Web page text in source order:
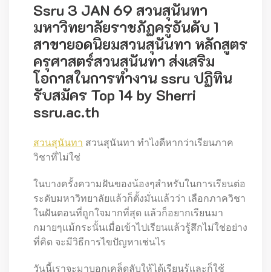
Ssru 3 JAN 69 สวนสุนันทา
มหาวิทยาลัยราชภัฏครูอันดับ 1
สาขายอดนิยมสวนสุนันทา หลักสูตร
ครุศาสตร์สวนสุนันทา ส่งเสริม
โอกาสในการทำงาน ssru ปฏิทิน
รับสมัคร Top 14 by Sherri
ssru.ac.th
สวนสุนันทา สวนสุนันทา ทำไงดีหากว่าเรียนภาค
วิชาที่ไม่ใช่
ในบางครั้งความฝันของน้องๆสำหรับในการเรียนต่อ
ระดับมหาวิทยาลัยแล้วก็ตั้งมั่นแล้วว่า เลือกภาควิชา
ในฝันตอนที่ถูกใจมากที่สุด แล้วก็อยากเรียนมา
กมายๆแม้กระนั้นเมื่อเข้าไปเรียนแล้วรู้สึกไม่ใช่อย่าง
ที่คิด จะมีวิธีการไขปัญหาเช่นไร
วันนี้เราจะมาบอกเคล็ดลับให้ได้เรียนรู้และก็ใช้